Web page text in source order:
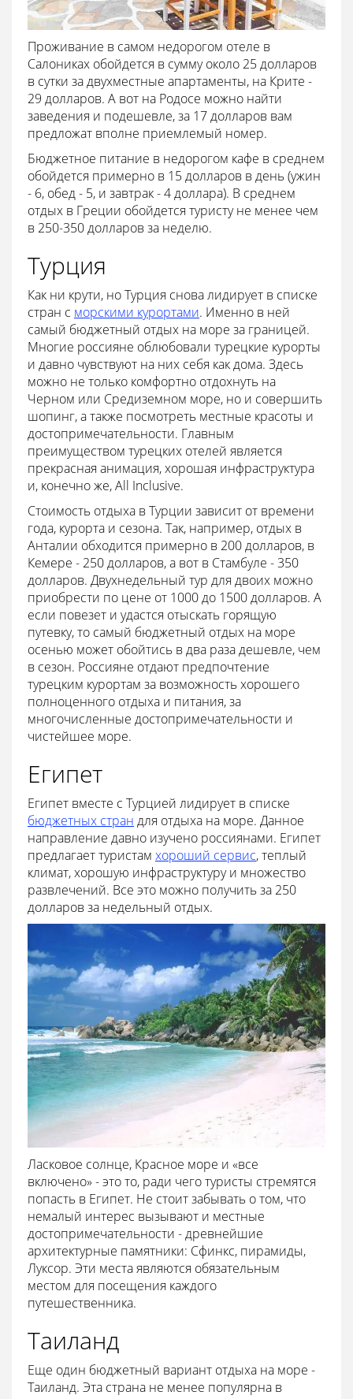
Проживание в самом недорогом отеле в
Салониках обойдется в сумму около 25 долларов
в сутки за двухместные апартаменты, на Крите -
29 долларов. А вот на Родосе можно найти
заведения и подешевле, за 17 долларов вам
предложат вполне приемлемый номер.
Бюджетное питание в недорогом кафе в среднем
обойдется примерно в 15 долларов в день (ужин
- 6, обед - 5, и завтрак - 4 доллара). В среднем
отдых в Греции обойдется туристу не менее чем
в 250-350 долларов за неделю.
Турция
Как ни крути, но Турция снова лидирует в списке
стран с морскими курортами. Именно в ней
самый бюджетный отдых на море за границей.
Многие россияне облюбовали турецкие курорты
и давно чувствуют на них себя как дома. Здесь
можно не только комфортно отдохнуть на
Черном или Средиземном море, но и совершить
шопинг, а также посмотреть местные красоты и
достопримечательности. Главным
преимуществом турецких отелей является
прекрасная анимация, хорошая инфраструктура
и, конечно же, All Inclusive.
Стоимость отдыха в Турции зависит от времени
года, курорта и сезона. Так, например, отдых в
Анталии обходится примерно в 200 долларов, в
Кемере - 250 долларов, а вот в Стамбуле - 350
долларов. Двухнедельный тур для двоих можно
приобрести по цене от 1000 до 1500 долларов. А
если повезет и удастся отыскать горящую
путевку, то самый бюджетный отдых на море
осенью может обойтись в два раза дешевле, чем
в сезон. Россияне отдают предпочтение
турецким курортам за возможность хорошего
полноценного отдыха и питания, за
многочисленные достопримечательности и
чистейшее море.
Египет
Египет вместе с Турцией лидирует в списке
бюджетных стран для отдыха на море. Данное
направление давно изучено россиянами. Египет
предлагает туристам хороший сервис, теплый
климат, хорошую инфраструктуру и множество
развлечений. Все это можно получить за 250
долларов за недельный отдых.
Ласковое солнце, Красное море и «все
включено» - это то, ради чего туристы стремятся
попасть в Египет. Не стоит забывать о том, что
немалый интерес вызывают и местные
достопримечательности - древнейшие
архитектурные памятники: Сфинкс, пирамиды,
Луксор. Эти места являются обязательным
местом для посещения каждого
путешественника.
Таиланд
Еще один бюджетный вариант отдыха на море -
Таиланд. Эта страна не менее популярна в